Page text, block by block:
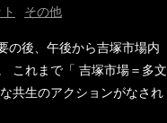
その他
の後、午後から吉塚市場内
これまで「 吉塚市場＝多文
共生のアクションがなされ